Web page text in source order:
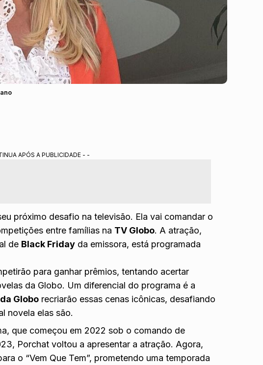
APÓS A PUBLICIDADE - -
próximo desafio na televisão. Ela vai comandar o
entre famílias na TV Globo. A atração,
de Black Friday da emissora, está programada
para ganhar prêmios, tentando acertar
da Globo. Um diferencial do programa é a
Globo recriarão essas cenas icônicas, desafiando
novela elas são.
que começou em 2022 sob o comando de
Porchat voltou a apresentar a atração. Agora,
o “Vem Que Tem”, prometendo uma temporada